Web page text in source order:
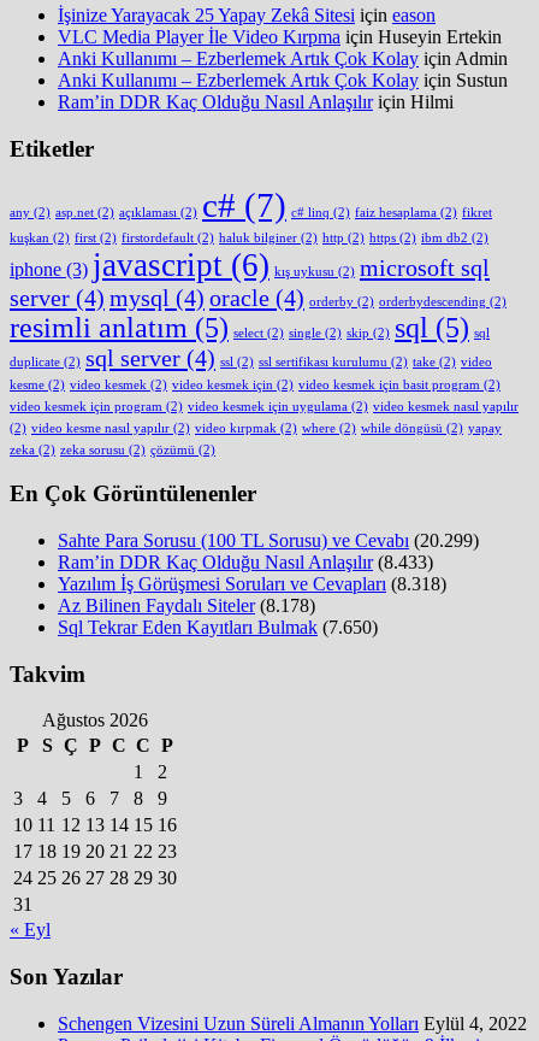
İşinize Yarayacak 25 Yapay Zekâ Sitesi için eason
VLC Media Player İle Video Kırpma için Huseyin Ertekin
Anki Kullanımı – Ezberlemek Artık Çok Kolay için Admin
Anki Kullanımı – Ezberlemek Artık Çok Kolay için Sustun
Ram’in DDR Kaç Olduğu Nasıl Anlaşılıriçin Hilmi
Etiketler
any (2) asp.net (2) açıklaması (2) c# (7) c# linq (2) faiz hesaplama (2) fikret
kuşkan (2) first (2) firstordefault (2) haluk bilginer (2) http (2) https (2) ibm db2 (2)
iphone (3) javascript (6) kış uykusu (2) microsoft sql
server (4) mysql (4) oracle (4) orderby (2) orderbydescending (2)
resimli anlatım (5) select (2) single (2) skip (2) sql (5) sql
duplicate (2) sql server (4) ssl (2) ssl sertifikası kurulumu (2) take (2) video
kesme (2) video kesmek (2) video kesmek için (2) video kesmek için basit program (2)
video kesmek için program (2) video kesmek için uygulama (2) video kesmek nasıl yapılır
(2) video kesme nasıl yapılır (2) video kırpmak (2) where (2) while döngüsü (2) yapay
zeka (2) zeka sorusu (2) çözümü (2)
En Çok Görüntülenenler
Sahte Para Sorusu (100 TL Sorusu) ve Cevabı (20.299)
Ram’in DDR Kaç Olduğu Nasıl Anlaşılır (8.433)
Yazılım İş Görüşmesi Soruları ve Cevapları (8.318)
Az Bilinen Faydalı Siteler (8.178)
Sql Tekrar Eden Kayıtları Bulmak (7.650)
Takvim
Ağustos 2026
P
S Ç P C C P
1
2
3
4 5 6 7 8
9
10 11 12 13 14 15 16
17 18 19 20 21 22 23
24 25 26 27 28 29 30
31
« Eyl
Son Yazılar
Schengen Vizesini Uzun Süreli Almanın Yolları Eylül 4, 2022